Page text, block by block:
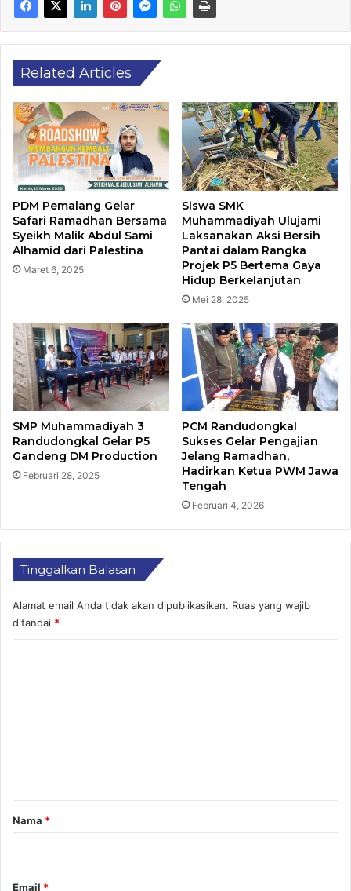
Related Articles
PDM Pemalang Gelar
Safari Ramadhan Bersama
Syeikh Malik Abdul Sami
Alhamid dari Palestina
Maret 6, 2025
Siswa SMK
Muhammadiyah Ulujami
Laksanakan Aksi Bersih
Pantai dalam Rangka
Projek P5 Bertema Gaya
Hidup Berkelanjutan
Mei 28, 2025
SMP Muhammadiyah 3
Randudongkal Gelar P5
Gandeng DM Production
Februari 28, 2025
PCM Randudongkal
Sukses Gelar Pengajian
Jelang Ramadhan,
Hadirkan Ketua PWM Jawa
Tengah
Februari 4, 2026
Tinggalkan Balasan
Alamat email Anda tidak akan dipublikasikan. Ruas yang wajib
ditandai *
r
Nama *
Email *